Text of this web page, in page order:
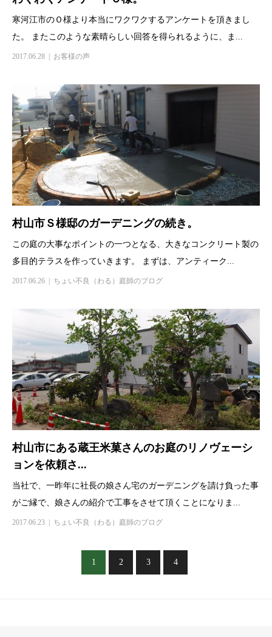
寒河江市のＯ様より本当にワクワクするアンケートを頂きまし
た。 またこのような素晴らしい回答を得られるように、ま...
2017.06.28 お客様の声
村山市Ｓ様邸のガーデニングの続き。
この庭の大事なポイントの一つとなる、大きなコンクリート製の
多目的テラスを作っていきます。 まずは、アンティーク...
2017.06.26 ちょい不良（わる）庭師のブログ
村山市にある蔵王米菓さんのお庭のリノヴェーシ
ョンを依頼さ...
当社で、一昨年に社長の娘さん宅のガーデニングを請け負った事
がご縁で、娘さんの紹介で工事をさせて頂くことになりま...
2017.06.23 ちょい不良（わる）庭師のブログ
1 2 3 4